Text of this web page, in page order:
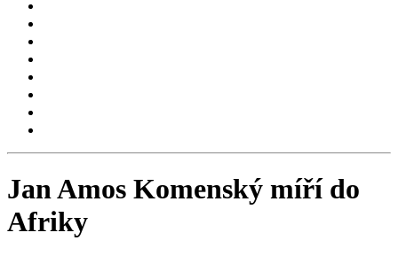
Jan Amos Komenský míří do
Afriky